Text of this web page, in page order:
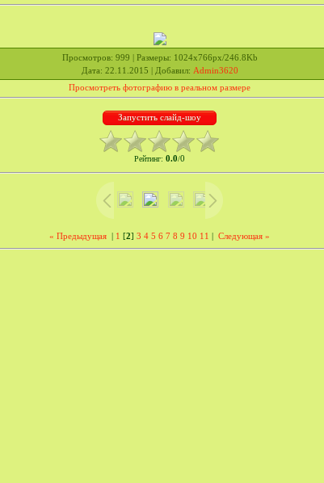
Просмотров: 999 | Размеры: 1024x766px/246.8Kb
Дата: 22.11.2015 | Добавил: Admin3620
Просмотреть фотографию в реальном размере
Рейтинг: 0.0/0
« Предыдущая | 1 [2] 3 4 5 6 7 8 9 10 11 | Следующая »